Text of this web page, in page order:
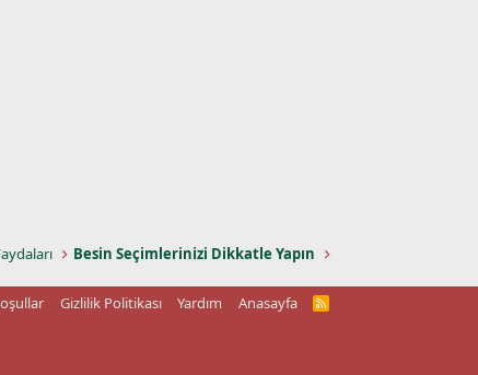
Besin Seçimlerinizi Dikkatle Yapın
Gizlilik Politikası Yardım Anasayfa
R